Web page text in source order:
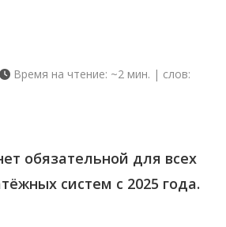
Время на чтение: ~2 мин. | слов:
обязательной для всех
систем с 2025 года.